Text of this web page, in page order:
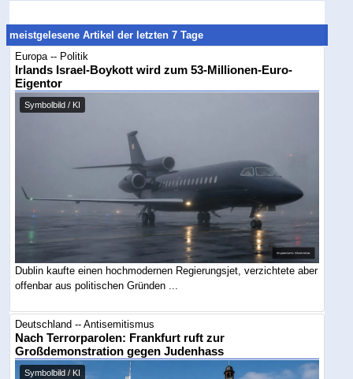
meistgelesene Artikel der letzten 7 Tage
Europa -- Politik
Irlands Israel-Boykott wird zum 53-Millionen-Euro-
Eigentor
Symbolbild / KI
Dublin kaufte einen hochmodernen Regierungsjet, verzichtete aber
offenbar aus politischen Gründen ...
Deutschland -- Antisemitismus
Nach Terrorparolen: Frankfurt ruft zur
Großdemonstration gegen Judenhass
Symbolbild / KI